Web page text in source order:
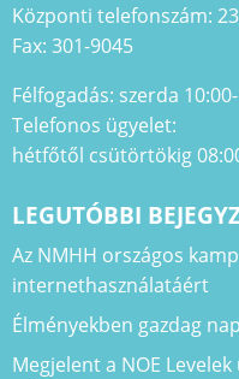
Központi telefonszám:
Fax: 301-9045
Félfogadás: szerda
Telefonos ügyelet:
hétfőtől csütörtökig
LEGUTÓBBI
Az NMHH országos
internethasználatáért
Élményekben gazdag
Megjelent a NOE